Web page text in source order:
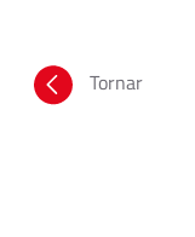
Tornar